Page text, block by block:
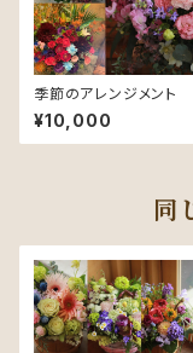
季節のアレンジメント
¥10,000
同